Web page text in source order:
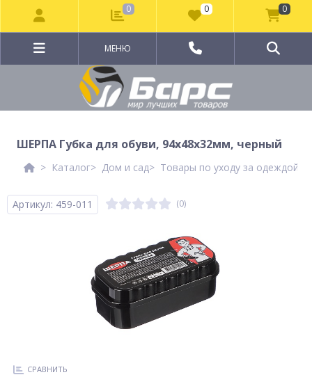
МЕНЮ
ШЕРПА Губка для обуви, 94x48x32мм, черный
Каталог Дом и сад Товары по уходу за одеждой и
Артикул: 459-011 (0)
СРАВНИТЬ
0 0 0